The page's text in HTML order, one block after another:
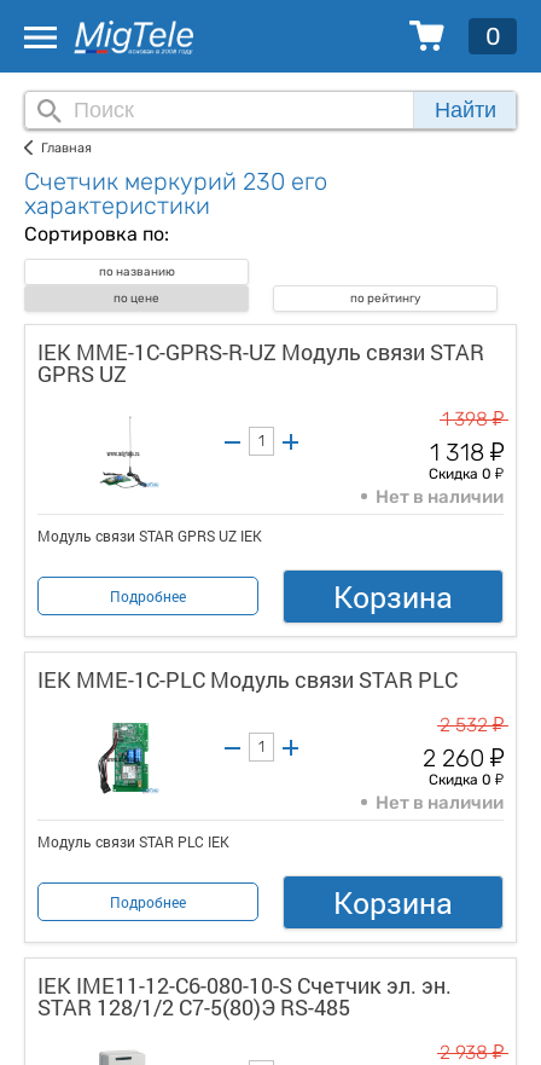
0
Найти
Главная
Счетчик меркурий 230 его
характеристики
Сортировка по:
по названию
по цене
по рейтингу
IEK MME-1C-GPRS-R-UZ Модуль связи STAR
GPRS UZ
1 398у
1 318 у
Скидка 0 у
Нет в наличии
Модуль связи STAR GPRS UZ IEK
Подробнее Корзина
IEK MME-1C-PLC Модуль связи STAR PLC
2 532у
2 260 у
Скидка 0 у
Нет в наличии
Модуль связи STAR PLC IEK
Подробнее Корзина
IEK IME11-12-C6-080-10-S Счетчик эл. эн.
STAR 128/1/2 С7-5(80)Э RS-485
2 938у